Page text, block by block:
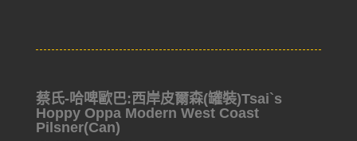
蔡氏-哈啤歐巴:西岸皮爾森(罐裝)Tsai`s
Hoppy Oppa Modern West Coast
Pilsner(Can)